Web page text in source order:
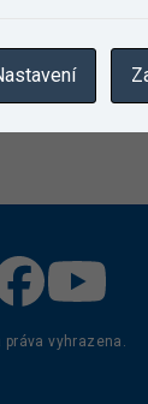
práva vyhrazena.